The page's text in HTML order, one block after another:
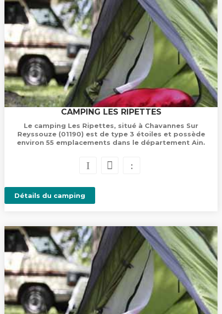
CAMPING LES RIPETTES
Le camping Les Ripettes, situé à Chavannes Sur
Reyssouze (01190) est de type 3 étoiles et possède
environ 55 emplacements dans le département Ain.
Détails du camping